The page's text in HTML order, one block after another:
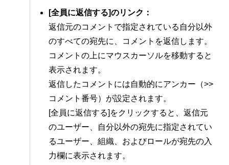
[全員に返信する]のリンク：
返信元のコメントで指定されている自分以外
のすべての宛先に、コメントを返信します。
コメントの上にマウスカーソルを移動すると
表示されます。
返信したコメントには自動的にアンカー（>>
コメント番号）が設定されます。
[全員に返信する]をクリックすると、返信元
のユーザー、自分以外の宛先に指定されてい
るユーザー、組織、およびロールが宛先の入
力欄に表示されます。